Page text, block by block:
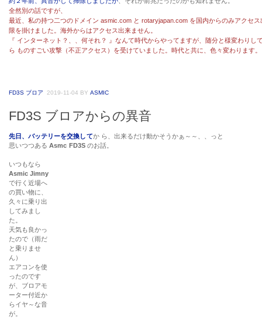
全然別の話ですが、
最近、私の持つ二つのドメイン asmic.com と rotaryjapan.com を国内からのみアクセ
限を掛けました。海外からはアクセス出来ません。
『 インターネット？、、何それ？
』なんて時代からやってますが、随分と様変わりし
ら ものすごい攻撃（不正アクセス）を受けていました。時代と共に、色々変わります。
FD3S ブロア 2019-11-04 BY ASMIC
FD3S ブロアからの異音
先日、バッテリーを交換してか ら、出来るだけ動かそうかぁ～～、、っと
思いつつあるAsmc FD3Sのお話。
いつもなら
Asmic Jimny
で行く近場へ
の買い物に、
久々に乗り出
してみまし
た。
天気も良かっ
たので（雨だ
と乗りませ
ん）
エアコンを使
ったのです
が、ブロアモ
ーター付近か
らイヤ～な音
が。